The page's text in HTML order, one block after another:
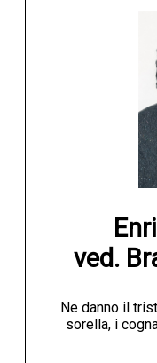
ved.
Ne danno il
sorella, i